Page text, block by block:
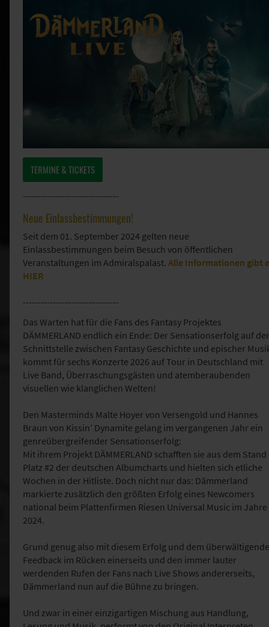
TERMINE & TICKETS
--------------------------------
Neue Einlassbestimmungen!
Seit dem 01. September 2024 gelten neue
Einlassbestimmungen beim Besuch von öffentlichen
Veranstaltungen im Admiralspalast. Alle Informationen gibt
HIER
--------------------------------
Das Warten hat für die Fans des Fantasy Projektes
DÄMMERLAND endlich ein Ende: Der Sensationserfolg auf der
Schnittstelle zwischen Fantasy Geschichte und epischer
kommt für sechs Konzerte 2026 auf Tour in Deutschland mit
Live Band, Überraschungsgästen und atemberaubenden
visuellen wie klanglichen Welten!
Den Masterminds Malte Hoyer von Versengold und Hannes
Braun von Kissin’ Dynamite gelang im vergangenen Jahr ein
genreübergreifender Sensationserfolg:
Mit ihrem Projekt DÄMMERLAND schafften sie aus dem Stand
Platz #2 der deutschen Albumcharts und hielten sich etliche
Wochen in der Hitliste. Doch nicht nur das: Dämmerland
markierte zusätzlich den größten Erfolg eines Newcomers
national beim Plattenfirmen Riesen Universal Music im Jahre
2024.
Grund genug also mit diesem Erfolg und dem
Feedback im Rücken einerseits und den immer lauter
werdenden Rufen der Fans nach Live Shows andererseits,
Dämmerland nun auf die Bühne zu bringen.
Und zwar in einer einzigartigen Mischung aus Handlung,